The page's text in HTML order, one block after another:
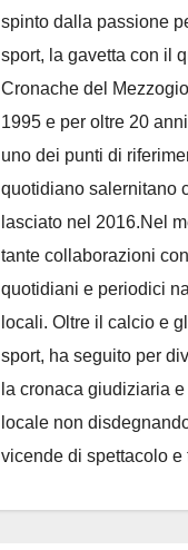
spinto dalla passione
sport, la gavetta con il
Cronache del
1995 e per oltre 20
uno dei punti di
quotidiano salernitano
lasciato nel 2016.Nel
tante collaborazioni con
quotidiani e periodici
locali. Oltre il calcio e
sport, ha seguito per
la cronaca giudiziaria
locale non
vicende di spettacolo e